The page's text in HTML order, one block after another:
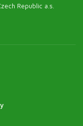
Republic a.s.